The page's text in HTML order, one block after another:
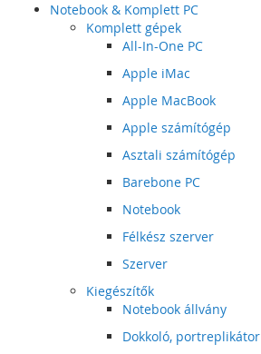
Notebook & Komplett PC
Komplett gépek
All-In-One PC
Apple iMac
Apple MacBook
Apple számítógép
Asztali számítógép
Barebone PC
Notebook
Félkész szerver
Szerver
Kiegészítők
Notebook állvány
Dokkoló, portreplikátor